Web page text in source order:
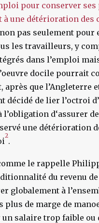
pour conserver
à une détérioration des
non pas seulement pour
les travailleurs, y
dans l’emploi
docile pourrait
après que l’Angleterre
décidé de lier l’octroi
l’obligation d‘assurer
une détérioration
2
.
le rappelle
du revenu de
globalement à
plus de marge de
salaire trop faible ou